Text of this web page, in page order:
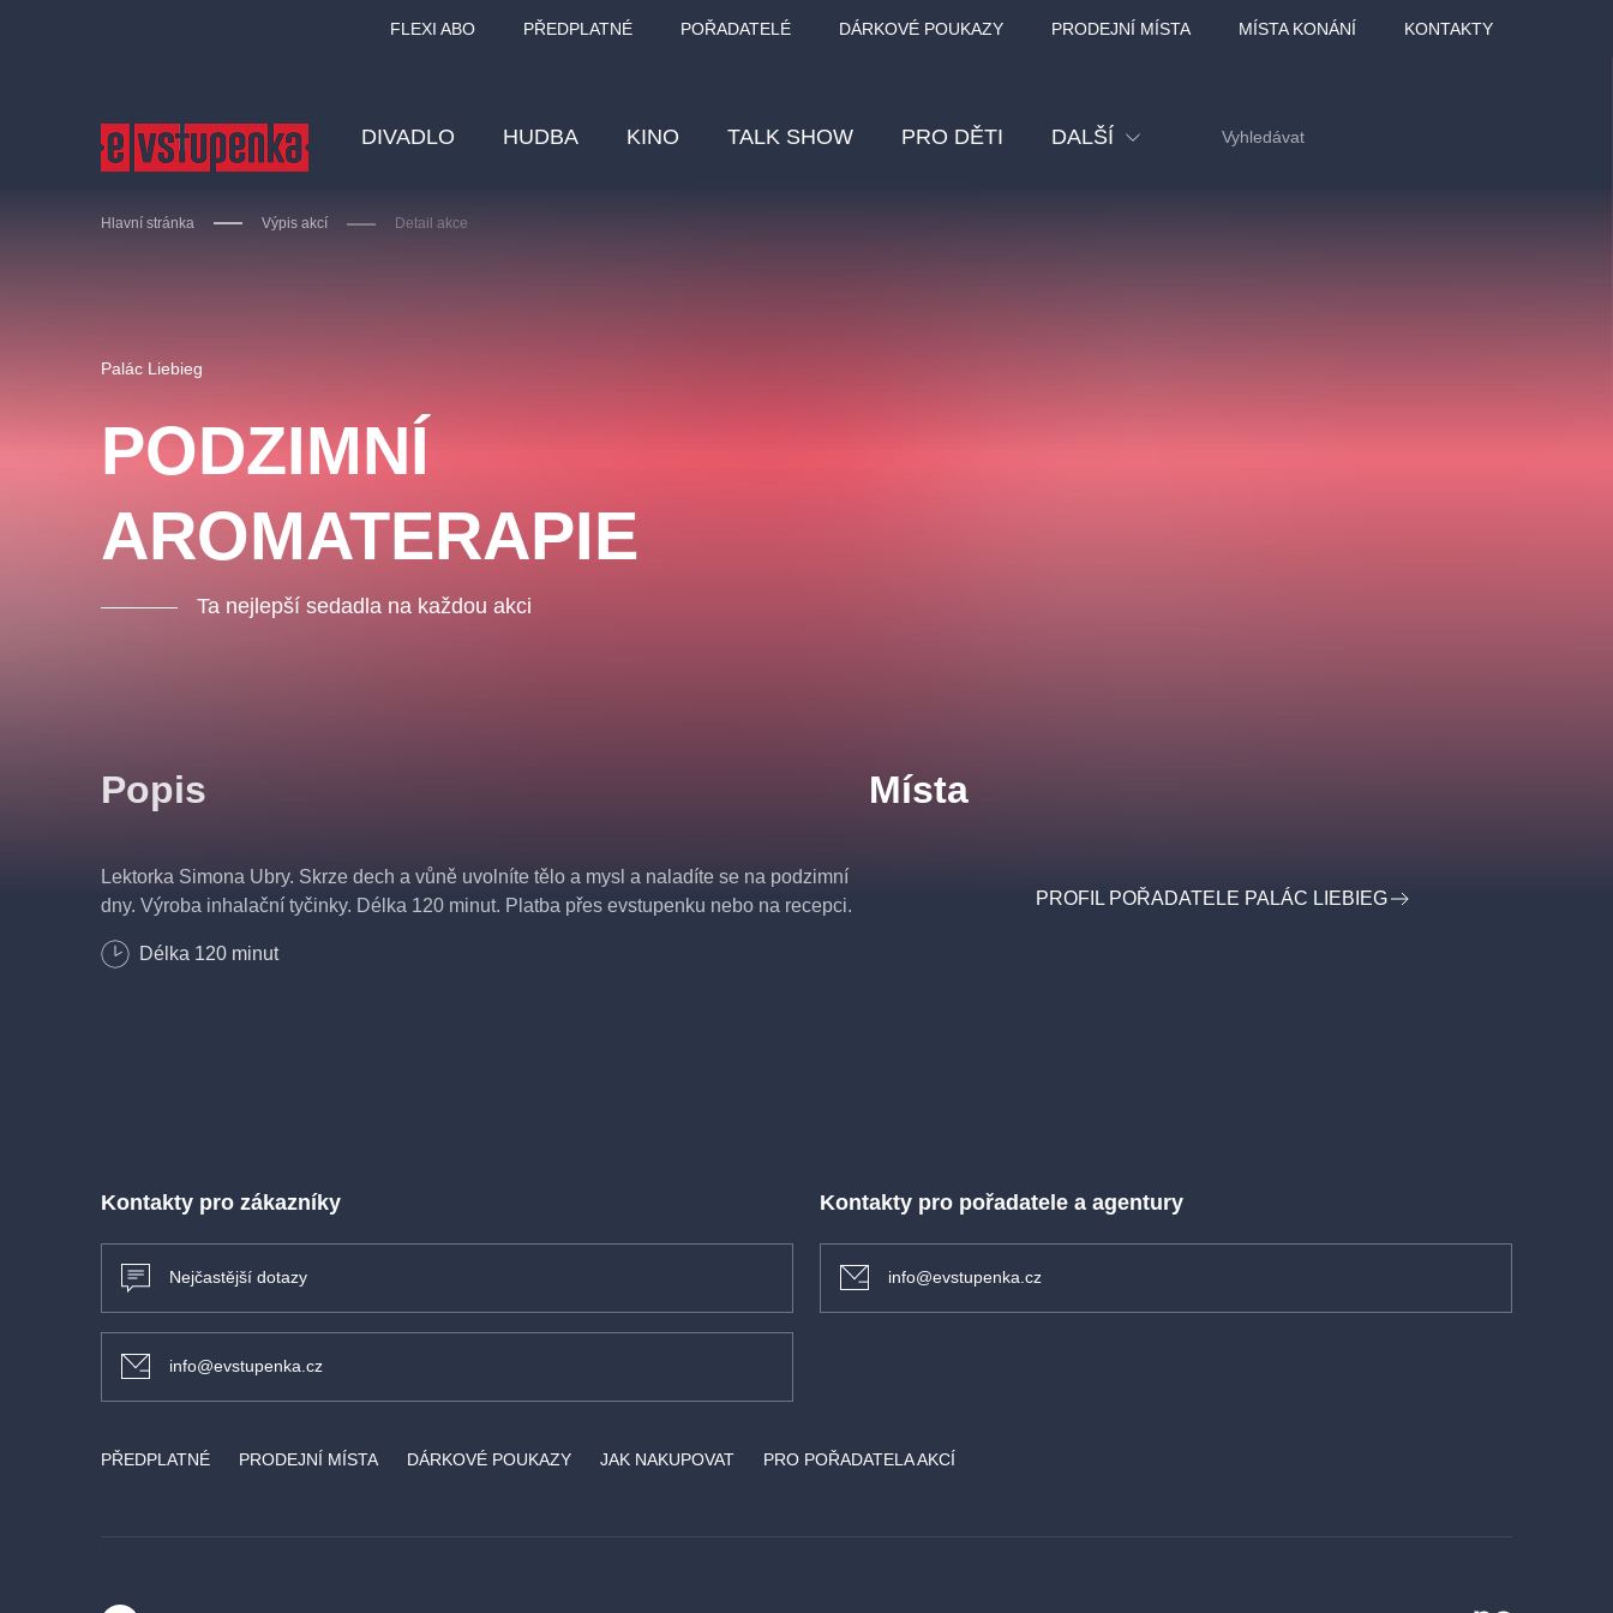
FLEXI ABO PŘEDPLATNÉ POŘADATELÉ DÁRKOVÉ POUKAZY PRODEJNÍ MÍSTA MÍSTA KONÁNÍ KONTAKTY
DIVADLO HUDBA KINO TALK SHOW PRO DĚTI DALŠÍ
Hlavní stránka Výpis akcí Detail akce
Palác Liebieg
PODZIMNÍ
AROMATERAPIE
Ta nejlepší sedadla na každou akci
Popis
Lektorka Simona Ubry. Skrze dech a vůně uvolníte tělo a mysl a naladíte se na podzimní
dny. Výroba inhalační tyčinky. Délka 120 minut. Platba přes evstupenku nebo na recepci.
Délka 120 minut
Místa
PROFIL POŘADATELE PALÁC LIEBIEG
Kontakty pro zákazníky
Nejčastější dotazy
info@evstupenka.cz
Kontakty pro pořadatele a agentury
info@evstupenka.cz
PŘEDPLATNÉ PRODEJNÍ MÍSTA DÁRKOVÉ POUKAZY JAK NAKUPOVAT PRO POŘADATELA AKCÍ
divadlo